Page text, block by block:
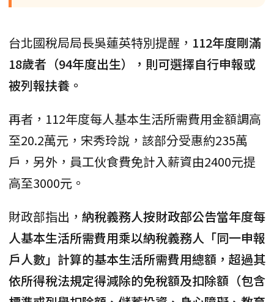
台北國稅局局長吳蓮英特別提醒， 112年度剛滿
18歲者（94年度出生），則可選擇自行申報或
被列報扶養。
再者，112年度每人基本生活所需費用金額調高
至20.2萬元，宋秀玲說，該部分受惠約235萬
戶，另外，員工伙食費免計入薪資由2400元提
高至3000元。
財政部指出， 納稅義務人按財政部公告當年度每
人基本生活所需費用乘以納稅義務人「同一申報
戶人數」計算的基本生活所需費用總額，超過其
依所得稅法規定得減除的免稅額及扣除額（包含